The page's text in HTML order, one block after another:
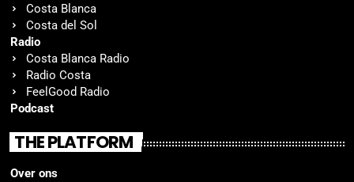
Costa Blanca
Costa del Sol
Radio
Costa Blanca Radio
Radio Costa
FeelGood Radio
Podcast
THE PLATFORM
Over ons